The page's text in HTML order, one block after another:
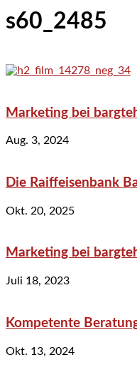
s60_2485
Marketing bei
Aug. 3, 2024
Die Raiffeisenbank
Okt. 20, 2025
Marketing bei
Juli 18, 2023
Kompetente
Okt. 13, 2024